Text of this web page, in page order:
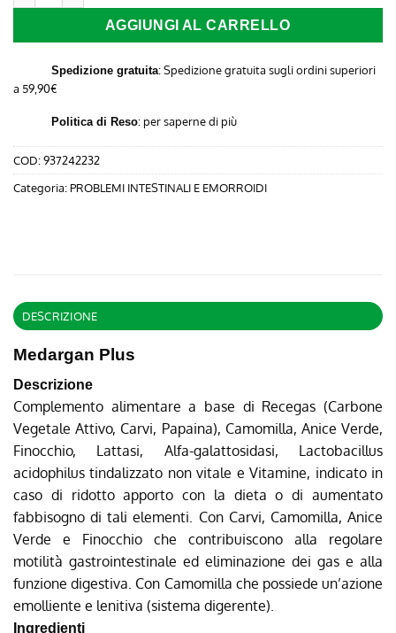
AGGIUNGI AL CARRELLO
Spedizione gratuita: Spedizione gratuita sugli ordini superiori
a 59,90€
Politica di Reso:per saperne di più
COD:937242232
Categoria: PROBLEMI INTESTINALI E EMORROIDI
DESCRIZIONE
Medargan Plus
Descrizione
Complemento alimentare a base di Recegas (Carbone
Vegetale Attivo, Carvi, Papaina), Camomilla, Anice Verde,
Finocchio, Lattasi, Alfa-galattosidasi, Lactobacillus
acidophilus tindalizzato non vitale e Vitamine, indicato in
caso di ridotto apporto con la dieta o di aumentato
fabbisogno di tali elementi. Con Carvi, Camomilla, Anice
Verde e Finocchio che contribuiscono alla regolare
motilità gastrointestinale ed eliminazione dei gas e alla
funzione digestiva. Con Camomilla che possiede un’azione
emolliente e lenitiva (sistema digerente).
Ingredienti